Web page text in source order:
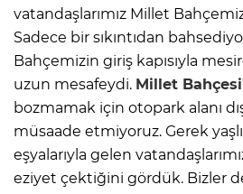
vatandaşlarımız Millet
Sadece bir sıkıntıdan
Bahçemizin giriş kapısıyla
uzun mesafeydi. Millet
bozmamak için otopark alanı
müsaade etmiyoruz. Gerek
eşyalarıyla gelen
eziyet çektiğini gördük. Bizler de